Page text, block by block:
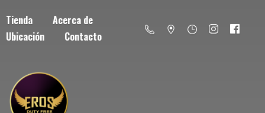
Tienda
Acerca de
Ubicación
Contacto